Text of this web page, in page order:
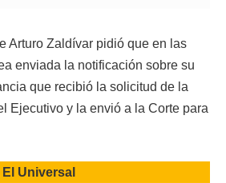
Arturo Zaldívar pidió que en las
enviada la notificación sobre su
que recibió la solicitud de la
Ejecutivo y la envió a la Corte para
Universal